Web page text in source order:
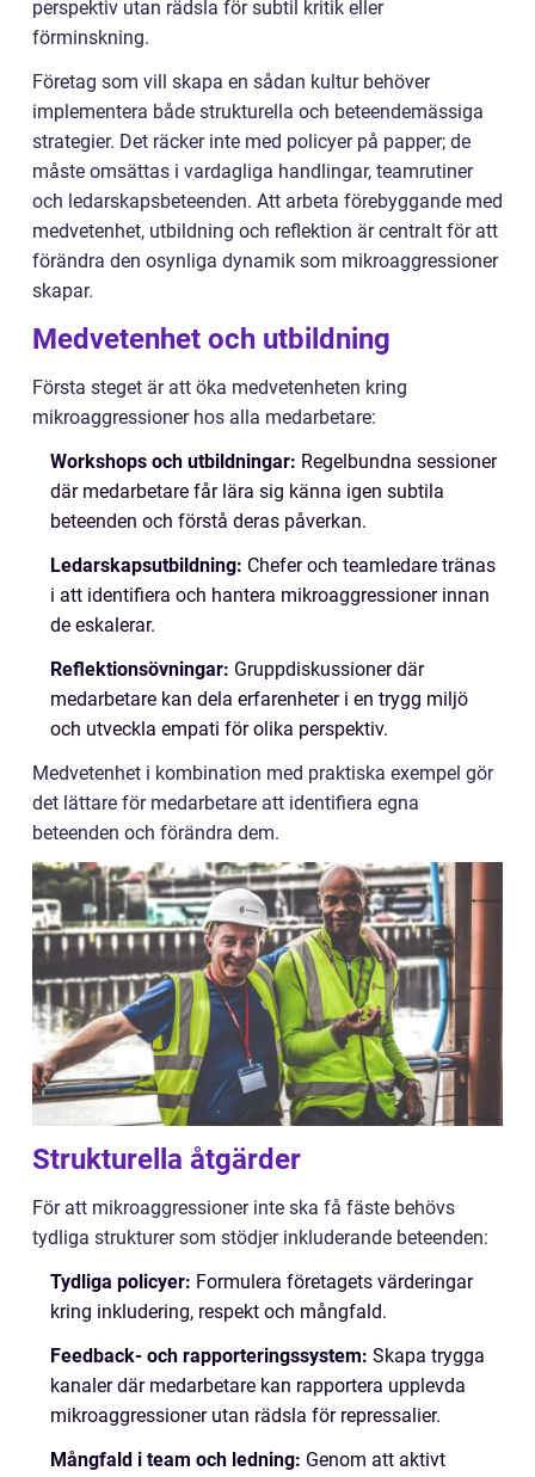
perspektiv utan rädsla för subtil kritik eller
förminskning.
Företag som vill skapa en sådan kultur behöver
implementera både strukturella och beteendemässiga
strategier. Det räcker inte med policyer på papper; de
måste omsättas i vardagliga handlingar, teamrutiner
och ledarskapsbeteenden. Att arbeta förebyggande med
medvetenhet, utbildning och reflektion är centralt för att
förändra den osynliga dynamik som mikroaggressioner
skapar.
Medvetenhet och utbildning
Första steget är att öka medvetenheten kring
mikroaggressioner hos alla medarbetare:
Workshops och utbildningar: Regelbundna sessioner
där medarbetare får lära sig känna igen subtila
beteenden och förstå deras påverkan.
Ledarskapsutbildning: Chefer och teamledare tränas
i att identifiera och hantera mikroaggressioner innan
de eskalerar.
Reflektionsövningar: Gruppdiskussioner där
medarbetare kan dela erfarenheter i en trygg miljö
och utveckla empati för olika perspektiv.
Medvetenhet i kombination med praktiska exempel gör
det lättare för medarbetare att identifiera egna
beteenden och förändra dem.
Strukturella åtgärder
För att mikroaggressioner inte ska få fäste behövs
tydliga strukturer som stödjer inkluderande beteenden:
Tydliga policyer: Formulera företagets värderingar
kring inkludering, respekt och mångfald.
Feedback- och rapporteringssystem: Skapa trygga
kanaler där medarbetare kan rapportera upplevda
mikroaggressioner utan rädsla för repressalier.
Mångfald i team och ledning: Genom att aktivt